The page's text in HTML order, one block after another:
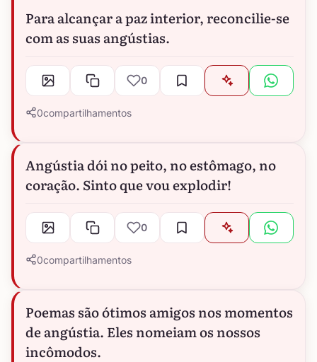
Para alcançar a paz interior, reconcilie-se
com as suas angústias.
0
0compartilhamentos
Angústia dói no peito, no estômago, no
coração. Sinto que vou explodir!
0
0compartilhamentos
Poemas são ótimos amigos nos momentos
de angústia. Eles nomeiam os nossos
incômodos.